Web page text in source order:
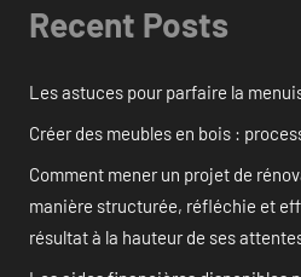
Recent Posts
Les astuces pour parfaire la
Créer des meubles en bois :
Comment mener un projet de
manière structurée, réfléchie et
résultat à la hauteur de ses